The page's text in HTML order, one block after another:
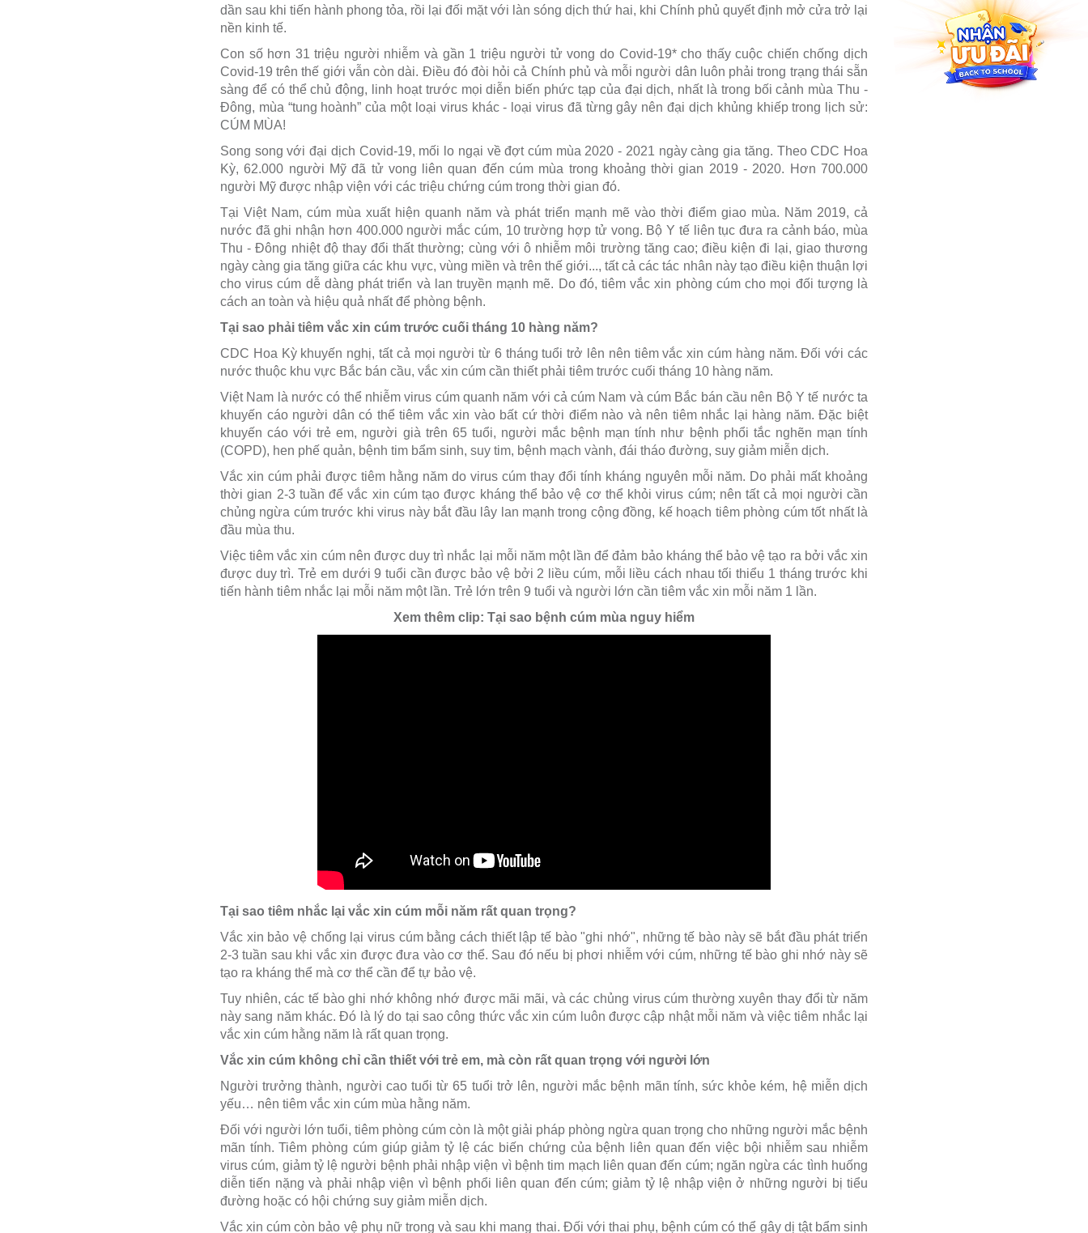
dần sau khi tiến hành phong tỏa, rồi lại đối mặt với làn sóng dịch thứ hai, khi Chính phủ quyết định mở cửa trở lại
nền kinh tế.
Con số hơn 31 triệu người nhiễm và gần 1 triệu người tử vong do Covid-19* cho thấy cuộc chiến chống dịch
Covid-19 trên thế giới vẫn còn dài. Điều đó đòi hỏi cả Chính phủ và mỗi người dân luôn phải trong trạng thái sẵn
sàng để có thể chủ động, linh hoạt trước mọi diễn biến phức tạp của đại dịch, nhất là trong bối cảnh mùa Thu -
Đông, mùa “tung hoành” của một loại virus khác - loại virus đã từng gây nên đại dịch khủng khiếp trong lịch sử:
CÚM MÙA!
Song song với đại dịch Covid-19, mối lo ngại về đợt cúm mùa 2020 - 2021 ngày càng gia tăng. Theo CDC Hoa
Kỳ, 62.000 người Mỹ đã tử vong liên quan đến cúm mùa trong khoảng thời gian 2019 - 2020. Hơn 700.000
người Mỹ được nhập viện với các triệu chứng cúm trong thời gian đó.
Tại Việt Nam, cúm mùa xuất hiện quanh năm và phát triển mạnh mẽ vào thời điểm giao mùa. Năm 2019, cả
nước đã ghi nhận hơn 400.000 người mắc cúm, 10 trường hợp tử vong. Bộ Y tế liên tục đưa ra cảnh báo, mùa
Thu - Đông nhiệt độ thay đổi thất thường; cùng với ô nhiễm môi trường tăng cao; điều kiện đi lại, giao thương
ngày càng gia tăng giữa các khu vực, vùng miền và trên thế giới..., tất cả các tác nhân này tạo điều kiện thuận lợi
cho virus cúm dễ dàng phát triển và lan truyền mạnh mẽ. Do đó, tiêm vắc xin phòng cúm cho mọi đối tượng là
cách an toàn và hiệu quả nhất để phòng bệnh.
Tại sao phải tiêm vắc xin cúm trước cuối tháng 10 hàng năm?
CDC Hoa Kỳ khuyến nghị, tất cả mọi người từ 6 tháng tuổi trở lên nên tiêm vắc xin cúm hàng năm. Đối với các
nước thuộc khu vực Bắc bán cầu, vắc xin cúm cần thiết phải tiêm trước cuối tháng 10 hàng năm.
Việt Nam là nước có thể nhiễm virus cúm quanh năm với cả cúm Nam và cúm Bắc bán cầu nên Bộ Y tế nước ta
khuyến cáo người dân có thể tiêm vắc xin vào bất cứ thời điểm nào và nên tiêm nhắc lại hàng năm. Đặc biệt
khuyến cáo với trẻ em, người già trên 65 tuổi, người mắc bệnh mạn tính như bệnh phổi tắc nghẽn mạn tính
(COPD), hen phế quản, bệnh tim bẩm sinh, suy tim, bệnh mạch vành, đái tháo đường, suy giảm miễn dịch.
Vắc xin cúm phải được tiêm hằng năm do virus cúm thay đổi tính kháng nguyên mỗi năm. Do phải mất khoảng
thời gian 2-3 tuần để vắc xin cúm tạo được kháng thể bảo vệ cơ thể khỏi virus cúm; nên tất cả mọi người cần
chủng ngừa cúm trước khi virus này bắt đầu lây lan mạnh trong cộng đồng, kế hoạch tiêm phòng cúm tốt nhất là
đầu mùa thu.
Việc tiêm vắc xin cúm nên được duy trì nhắc lại mỗi năm một lần để đảm bảo kháng thể bảo vệ tạo ra bởi vắc xin
được duy trì. Trẻ em dưới 9 tuổi cần được bảo vệ bởi 2 liều cúm, mỗi liều cách nhau tối thiểu 1 tháng trước khi
tiến hành tiêm nhắc lại mỗi năm một lần. Trẻ lớn trên 9 tuổi và người lớn cần tiêm vắc xin mỗi năm 1 lần.
Xem thêm clip: Tại sao bệnh cúm mùa nguy hiểm
Tại sao tiêm nhắc lại vắc xin cúm mỗi năm rất quan trọng?
Vắc xin bảo vệ chống lại virus cúm bằng cách thiết lập tế bào "ghi nhớ", những tế bào này sẽ bắt đầu phát triển
2-3 tuần sau khi vắc xin được đưa vào cơ thể. Sau đó nếu bị phơi nhiễm với cúm, những tế bào ghi nhớ này sẽ
tạo ra kháng thể mà cơ thể cần để tự bảo vệ.
Tuy nhiên, các tế bào ghi nhớ không nhớ được mãi mãi, và các chủng virus cúm thường xuyên thay đổi từ năm
này sang năm khác. Đó là lý do tại sao công thức vắc xin cúm luôn được cập nhật mỗi năm và việc tiêm nhắc lại
vắc xin cúm hằng năm là rất quan trọng.
Vắc xin cúm không chỉ cần thiết với trẻ em, mà còn rất quan trọng với người lớn
Người trưởng thành, người cao tuổi từ 65 tuổi trở lên, người mắc bệnh mãn tính, sức khỏe kém, hệ miễn dịch
yếu… nên tiêm vắc xin cúm mùa hằng năm.
Đối với người lớn tuổi, tiêm phòng cúm còn là một giải pháp phòng ngừa quan trọng cho những người mắc bệnh
mãn tính. Tiêm phòng cúm giúp giảm tỷ lệ các biến chứng của bệnh liên quan đến việc bội nhiễm sau nhiễm
virus cúm, giảm tỷ lệ người bệnh phải nhập viện vì bệnh tim mạch liên quan đến cúm; ngăn ngừa các tình huống
diễn tiến nặng và phải nhập viện vì bệnh phổi liên quan đến cúm; giảm tỷ lệ nhập viện ở những người bị tiểu
đường hoặc có hội chứng suy giảm miễn dịch.
Vắc xin cúm còn bảo vệ phụ nữ trong và sau khi mang thai. Đối với thai phụ, bệnh cúm có thể gây dị tật bẩm sinh